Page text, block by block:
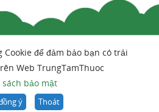
để đảm bảo bạn có trải
Web TrungTamThuoc
bảo mật
ý Thoát